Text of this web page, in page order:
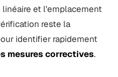
et l'emplacement
reste la
identifier rapidement
mesures correctives.